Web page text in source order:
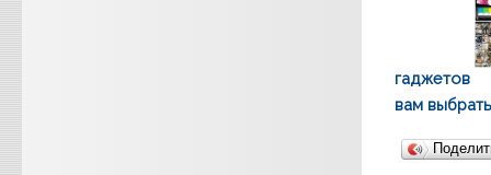
гаджетов
вам